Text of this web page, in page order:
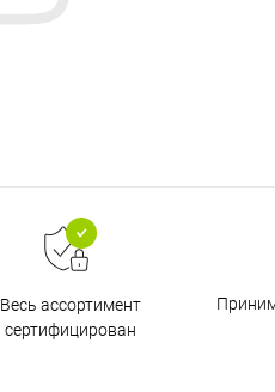
Весь ассортимент
сертифицирован